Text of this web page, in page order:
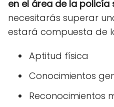
en el área de la policía
necesitarás superar
estará compuesta de
Aptitud física
Conocimientos
Reconocimientos